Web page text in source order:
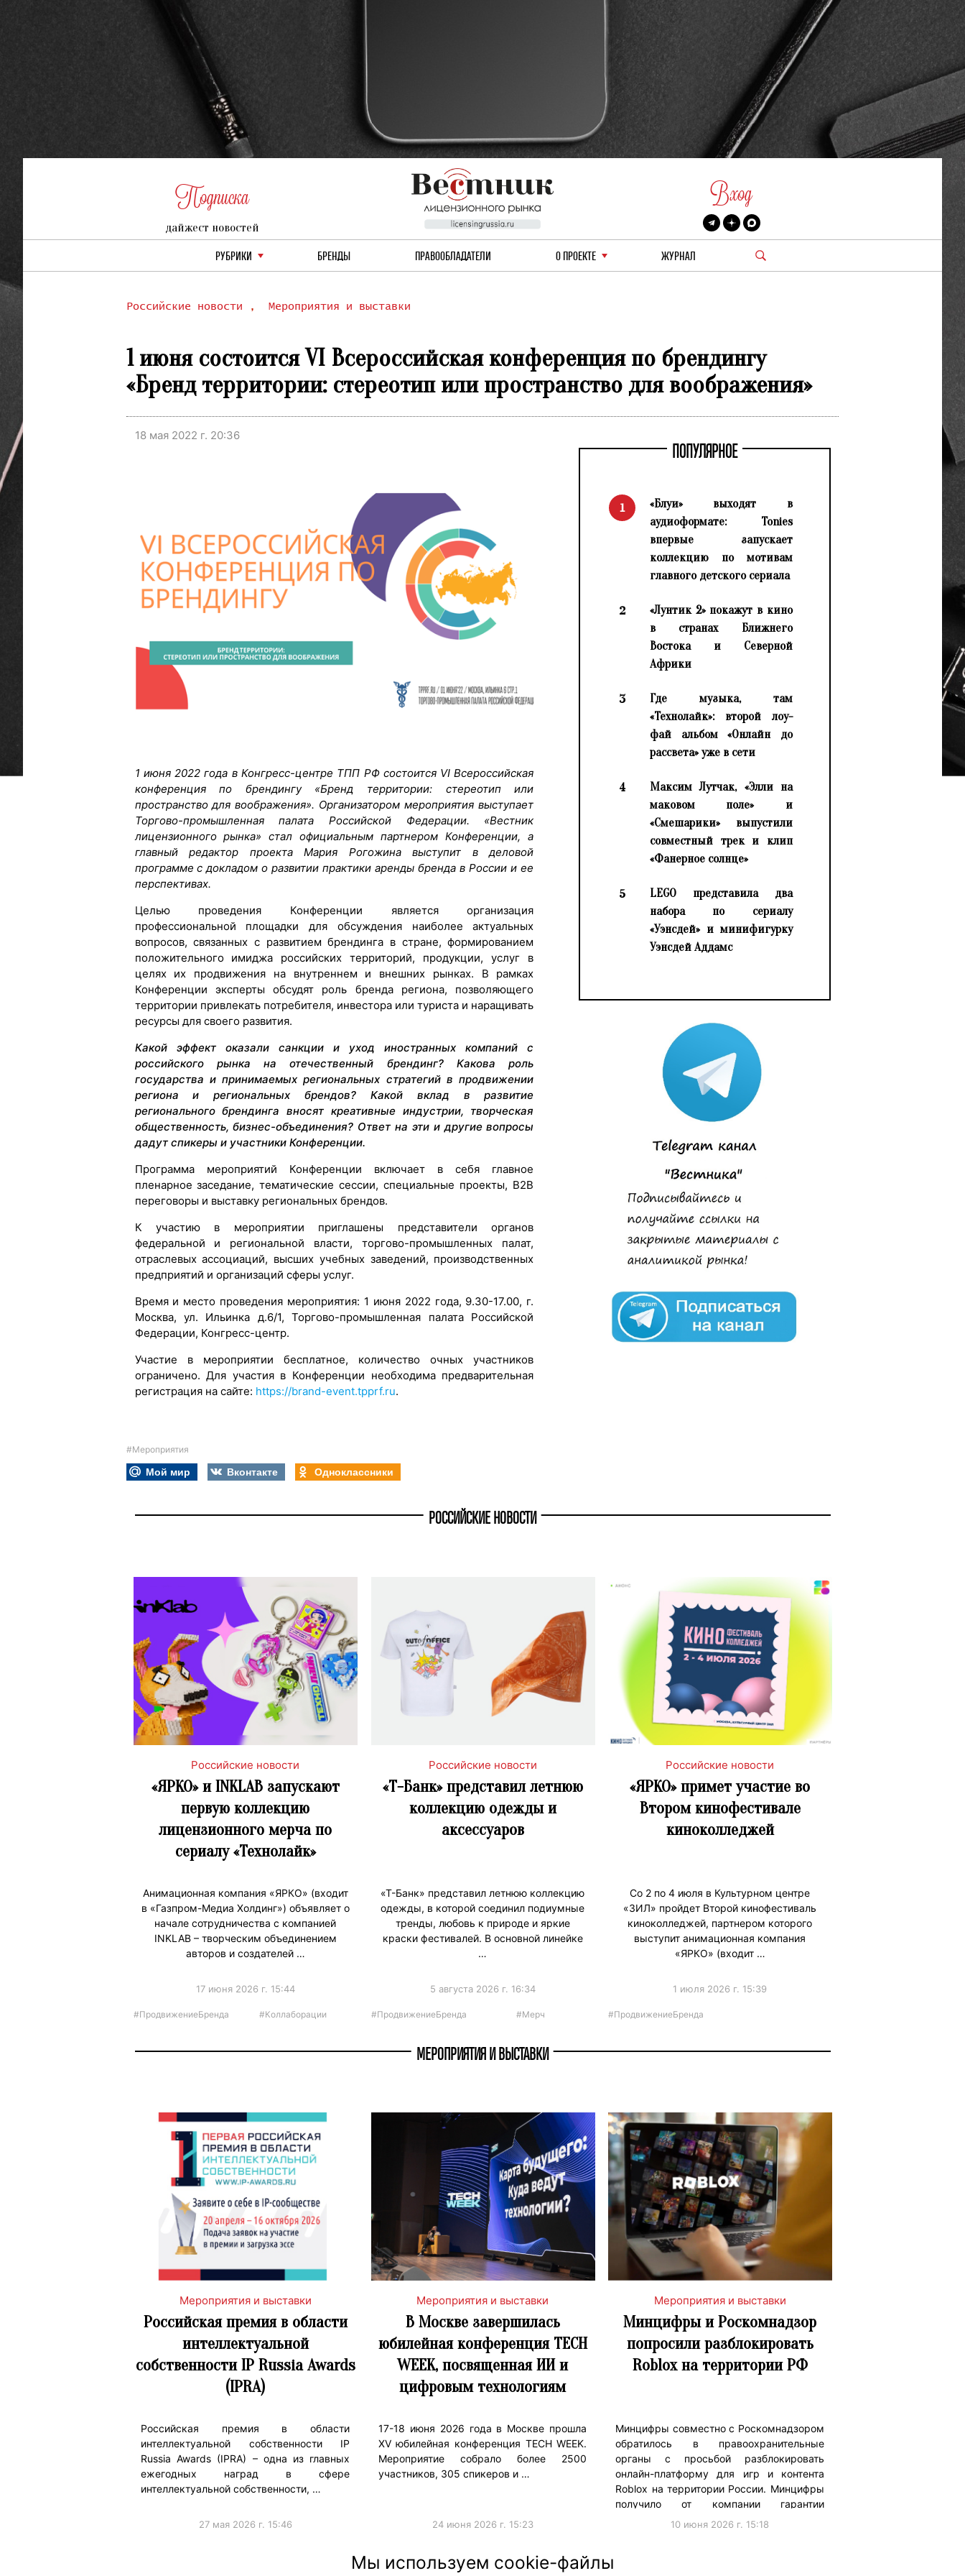
Подписка
дайжест новостей
Вход
РУБРИКИ БРЕНДЫ ПРАВООБЛАДАТЕЛИ О ПРОЕКТЕ ЖУРНАЛ
Российские новости , Мероприятия и выставки
1 июня состоится VI Всероссийская конференция по брендингу
«Бренд территории: стереотип или пространство для воображения»
18 мая 2022 г. 20:36
1 июня 2022 года в Конгресс-центре ТПП РФ состоится VI Всероссийская
конференция по брендингу «Бренд территории: стереотип или
пространство для воображения». Организатором мероприятия выступает
Торгово-промышленная палата Российской Федерации. «Вестник
лицензионного рынка» стал официальным партнером Конференции, а
главный редактор проекта Мария Рогожина выступит в деловой
программе с докладом о развитии практики аренды бренда в России и ее
перспективах.
Целью проведения Конференции является организация
профессиональной площадки для обсуждения наиболее актуальных
вопросов, связанных с развитием брендинга в стране, формированием
положительного имиджа российских территорий, продукции, услуг в
целях их продвижения на внутреннем и внешних рынках. В рамках
Конференции эксперты обсудят роль бренда региона, позволяющего
территории привлекать потребителя, инвестора или туриста и наращивать
ресурсы для своего развития.
Какой эффект оказали санкции и уход иностранных компаний с
российского рынка на отечественный брендинг? Какова роль
государства и принимаемых региональных стратегий в продвижении
региона и региональных брендов? Какой вклад в развитие
регионального брендинга вносят креативные индустрии, творческая
общественность, бизнес-объединения? Ответ на эти и другие вопросы
дадут спикеры и участники Конференции.
Программа мероприятий Конференции включает в себя главное
пленарное заседание, тематические сессии, специальные проекты, B2B
переговоры и выставку региональных брендов.
К участию в мероприятии приглашены представители органов
федеральной и региональной власти, торгово-промышленных палат,
отраслевых ассоциаций, высших учебных заведений, производственных
предприятий и организаций сферы услуг.
Время и место проведения мероприятия: 1 июня 2022 года, 9.30-17.00, г.
Москва, ул. Ильинка д.6/1, Торгово-промышленная палата Российской
Федерации, Конгресс-центр.
Участие в мероприятии бесплатное, количество очных участников
ограничено. Для участия в Конференции необходима предварительная
регистрация на сайте: https://brand-event.tpprf.ru.
ПОПУЛЯРНОЕ
1
«Блуи» выходят в
аудиоформате: Tonies
впервые запускает
коллекцию по мотивам
главного детского сериала
2
«Лунтик 2» покажут в кино
в странах Ближнего
Востока и Северной
Африки
3
Где музыка, там
«Технолайк»: второй лоу-
фай альбом «Онлайн до
рассвета» уже в сети
4
Максим Лутчак, «Элли на
маковом поле» и
«Смешарики» выпустили
совместный трек и клип
«Фанерное солнце»
5
LEGO представила два
набора по сериалу
«Уэнсдей» и минифигурку
Уэнсдей Аддамс
#Мероприятия
Мой мир Вконтакте Одноклассники
РОССИЙСКИЕ НОВОСТИ
Российские новости
«ЯРКО» и INKLAB запускают
первую коллекцию
лицензионного мерча по
сериалу «Технолайк»
Анимационная компания «ЯРКО» (входит
в «Газпром-Медиа Холдинг») объявляет о
начале сотрудничества с компанией
INKLAB – творческим объединением
авторов и создателей …
17 июня 2026 г. 15:44
#ПродвижениеБренда #Коллаборации
Российские новости
«Т-Банк» представил летнюю
коллекцию одежды и
аксессуаров
«Т-Банк» представил летнюю коллекцию
одежды, в которой соединил подиумные
тренды, любовь к природе и яркие
краски фестивалей. В основной линейке
…
5 августа 2026 г. 16:34
#ПродвижениеБренда #Мерч
Российские новости
«ЯРКО» примет участие во
Втором кинофестивале
киноколледжей
Со 2 по 4 июля в Культурном центре
«ЗИЛ» пройдет Второй кинофестиваль
киноколледжей, партнером которого
выступит анимационная компания
«ЯРКО» (входит …
1 июля 2026 г. 15:39
#ПродвижениеБренда
МЕРОПРИЯТИЯ И ВЫСТАВКИ
Мероприятия и выставки
Российская премия в области
интеллектуальной
собственности IP Russia Awards
(IPRA)
Российская премия в области
интеллектуальной собственности IP
Russia Awards (IPRA) – одна из главных
ежегодных наград в сфере
интеллектуальной собственности, …
27 мая 2026 г. 15:46
Мероприятия и выставки
В Москве завершилась
юбилейная конференция TECH
WEEK, посвященная ИИ и
цифровым технологиям
17-18 июня 2026 года в Москве прошла
XV юбилейная конференция TECH WEEK.
Мероприятие собрало более 2500
участников, 305 спикеров и …
24 июня 2026 г. 15:23
Мероприятия и выставки
Минцифры и Роскомнадзор
попросили разблокировать
Roblox на территории РФ
Минцифры совместно с Роскомнадзором
обратилось в правоохранительные
органы с просьбой разблокировать
онлайн-платформу для игр и контента
Roblox на территории России. Минцифры
получило от компании гарантии
соблюдения …10 июня 2026 г. 15:18
Мы используем cookie-файлы